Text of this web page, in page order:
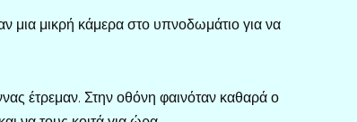
μια μικρή κάμερα στο υπνοδωμάτιο για να
έτρεμαν. Στην οθόνη φαινόταν καθαρά ο